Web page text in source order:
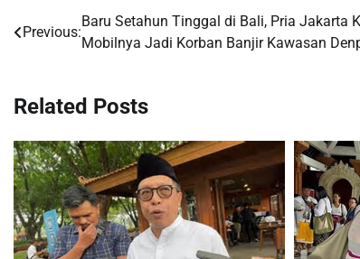
Post
Previous:
Baru Setahun Tinggal di Bali, Pria Jakarta
Mobilnya Jadi Korban Banjir Kawasan
Related Posts